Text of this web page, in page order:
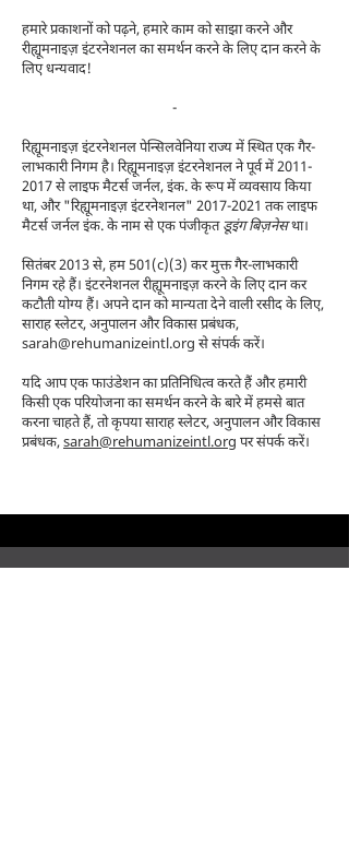
हमारे प्रकाशनों को पढ़ने, हमारे काम को साझा करने और
रीह्यूमनाइज़ इंटरनेशनल का समर्थन करने के लिए दान करने के
लिए धन्यवाद!
-
रिह्यूमनाइज़ इंटरनेशनल पेन्सिलवेनिया राज्य में स्थित एक गैर-
लाभकारी निगम है। रिह्यूमनाइज़ इंटरनेशनल ने पूर्व में2011-
2017से लाइफ मैटर्स जर्नल, इंक. के रूप में व्यवसाय किया
था, और "रिह्यूमनाइज़ इंटरनेशनल" 2017-2021 तक लाइफ
मैटर्स जर्नल इंक. के नाम से एक पंजीकृतडूइंग बिज़नेसथा।
सितंबर 2013 से, हम 501(c)(3) कर मुक्त गैर-लाभकारी
निगम रहे हैं। इंटरनेशनल रीह्यूमनाइज़ करने के लिए दान कर
कटौती योग्य हैं। अपने दान को मान्यता देने वाली रसीद के लिए,
साराह स्लेटर, अनुपालन और विकास प्रबंधक,
sarah@rehumanizeintl.org से संपर्क करें।
यदि आप एक फाउंडेशन का प्रतिनिधित्व करते हैं और हमारी
किसी एक परियोजना का समर्थन करने के बारे में हमसे बात
करना चाहते हैं, तो कृपया साराह स्लेटर, अनुपालन और विकास
प्रबंधक,sarah@rehumanizeintl.org पर संपर्क करें।